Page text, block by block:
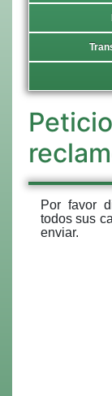
Por favor
todos sus
enviar.